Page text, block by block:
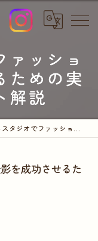
ァッショ
ための実
解説
ファッション撮影を成功させるための実践的なポイント解説
を成功させるた